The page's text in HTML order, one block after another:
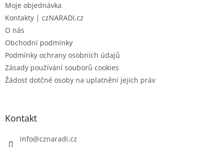
Moje objednávka
Kontakty | czNARADI.cz
O nás
Obchodní podmínky
Podmínky ochrany osobních údajů
Zásady používání souborů cookies
Žádost dotčné osoby na uplatnění jejich práv
Kontakt
info@cznaradi.cz